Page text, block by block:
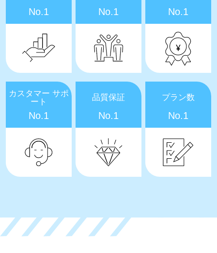
No.1 No.1 No.1
カスタマー サポ
ート
No.1
品質保証
No.1
プラン数
No.1